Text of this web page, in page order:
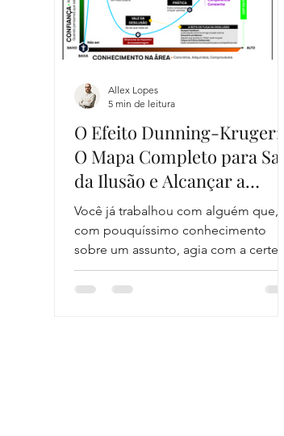
O Efeito Dunning-Kruger:
O Mapa Completo para Sair
da Ilusão e Alcançar a
Maestria
Você já trabalhou com alguém que,
com pouquíssimo conhecimento
sobre um assunto, agia com a certeza
de um gênio? Ou, talvez o oposto:
você já se sentiu uma fraude,
Allex Lopes
5 min de leitura